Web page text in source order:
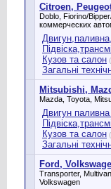
Citroen,
Doblo, Fiorino/
коммерческих
Кузов та салон
Загальні
Mitsubishi,
Mazda, Toyota,
Двигун
Кузов та салон
Загальні
Ford,
Transporter,
Volkswagen